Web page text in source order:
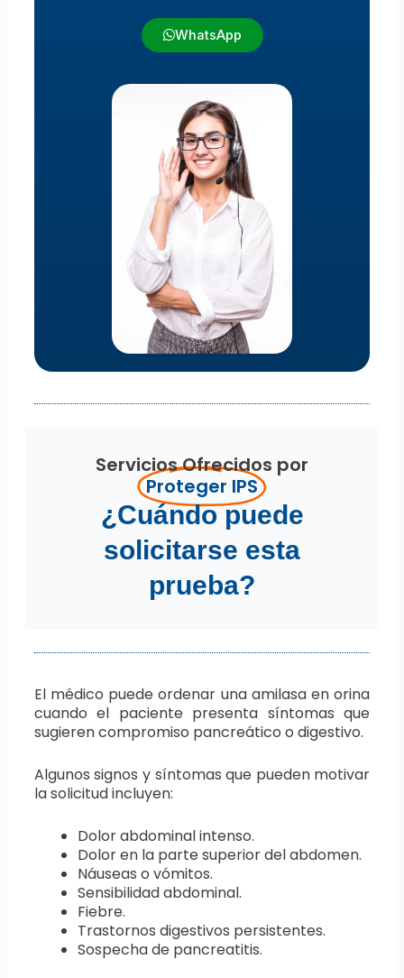
WhatsApp
Servicios Ofrecidos por
Proteger IPS
¿Cuándo puede
solicitarse esta
prueba?
El médico puede ordenar una amilasa en orina
cuando el paciente presenta síntomas que
sugieren compromiso pancreático o digestivo.
Algunos signos y síntomas que pueden motivar
la solicitud incluyen:
Dolor abdominal intenso.
Dolor en la parte superior del abdomen.
Náuseas o vómitos.
Sensibilidad abdominal.
Fiebre.
Trastornos digestivos persistentes.
Sospecha de pancreatitis.